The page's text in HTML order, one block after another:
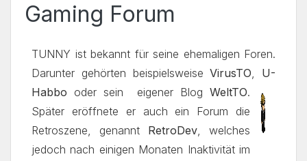
Gaming Forum
TUNNY ist bekannt für seine ehemaligen Foren.
Darunter gehörten beispielsweiseVirusTO, U-
Habbo oder sein eigener Blog WeltTO.
Später eröffnete er auch ein Forum die
Retroszene, genannt RetroDev, welches
jedoch nach einigen Monaten Inaktivität im